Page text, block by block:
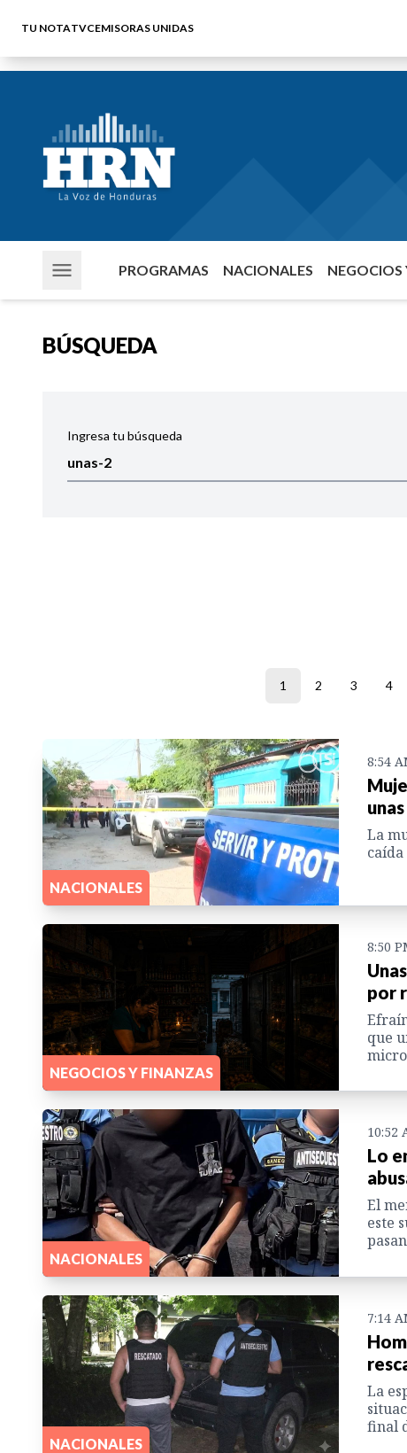
TU NOTATVCEMISORAS UNIDAS
PROGRAMAS NACIONALES NEGOCIOS
BÚSQUEDA
Ingresa tu búsqueda
1 2 3 4
NACIONALES
8:54
La
NEGOCIOS Y FINANZAS
8:50
por
que
NACIONALES
10:52
Lo
El
este
NACIONALES
7:14
La
final